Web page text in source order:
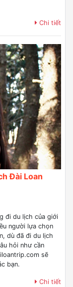
Chi tiết
Đài Loan
đi du lịch của giới
người lựa chọn
dù đã đi du lịch
hỏi như cần
sẽ
bạn.
Chi tiết